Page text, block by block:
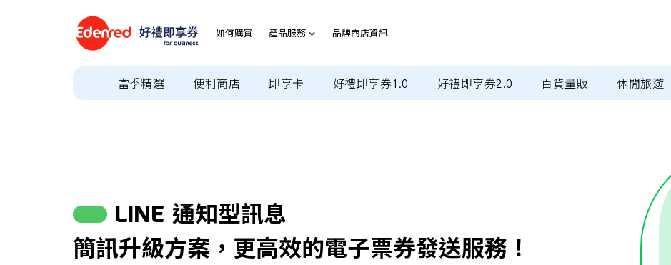
如何購買 產品服務 品牌商店資訊
當季精選 便利商店 即享卡 好禮即享券1.0 好禮即享券2.0 百貨量販 休閒旅遊
LINE 通知型訊息
簡訊升級方案，更高效的電子票券發送服務！